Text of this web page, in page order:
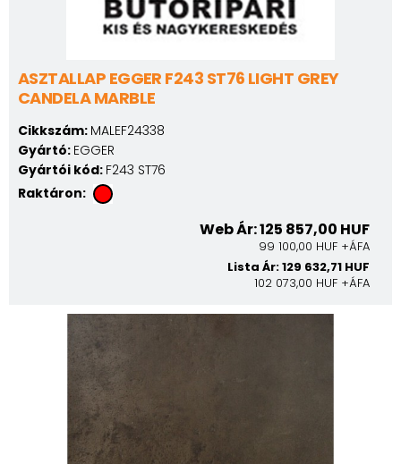
ASZTALLAP EGGER F243 ST76 LIGHT GREY
CANDELA MARBLE
Cikkszám: MALEF24338
Gyártó: EGGER
Gyártói kód: F243 ST76
Raktáron:
Web Ár: 125 857,00 HUF
99 100,00 HUF +ÁFA
Lista Ár: 129 632,71 HUF
102 073,00 HUF +ÁFA